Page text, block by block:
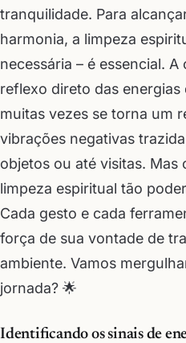
tranquilidade. Para
harmonia, a limpeza
necessária – é essencial.
reflexo direto das energias
muitas vezes se torna um
vibrações negativas
objetos ou até visitas. Mas
limpeza espiritual tão
Cada gesto e cada
força de sua vontade de
ambiente. Vamos
jornada? 🌟
Identificando os sinais de